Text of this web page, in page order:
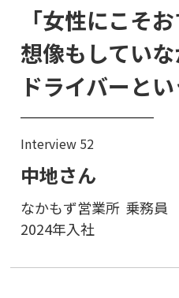
「女性にこそお
想像もしてい
ドライバーと
Interview 52
中地さん
なかもず営業所 乗務員
2024年入社